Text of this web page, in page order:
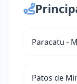
Paracatu -
Patos de